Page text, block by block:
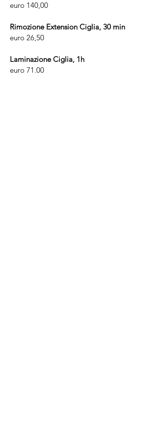
euro 140,00
Rimozione Extension Ciglia, 30 min
euro 26,50
Laminazione Ciglia, 1h
euro 71,00